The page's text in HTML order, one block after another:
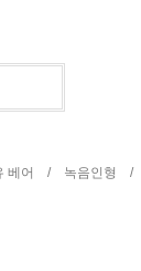
베어 / 녹음인형 /